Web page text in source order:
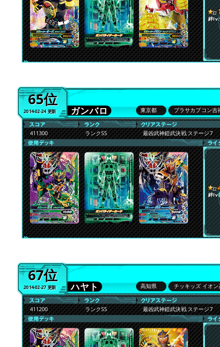
絆
65位
2014-02-24 更新 ガンバロ 東京都 プラサカプコン吉
411300 ランクSS 最凶武神鎧武決戦 ステージ7
絆
67位
2014-02-27 更新 ハヤト 高知県 チッキッズ イオ
411200 ランクSS 最凶武神鎧武決戦 ステージ7